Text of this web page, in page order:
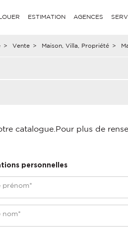
ESTIMATION AGENCES
> Vente > Maison, Villa, Propriété >
catalogue. Pour plus de
personnelles